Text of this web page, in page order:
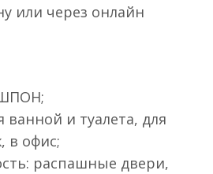
или через онлайн
ванной и туалета, для
в офис;
распашные двери,